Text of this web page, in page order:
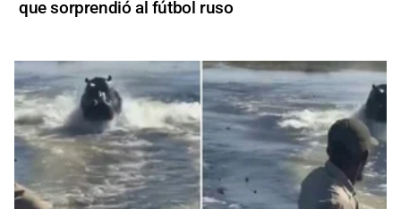
que sorprendió al fútbol ruso